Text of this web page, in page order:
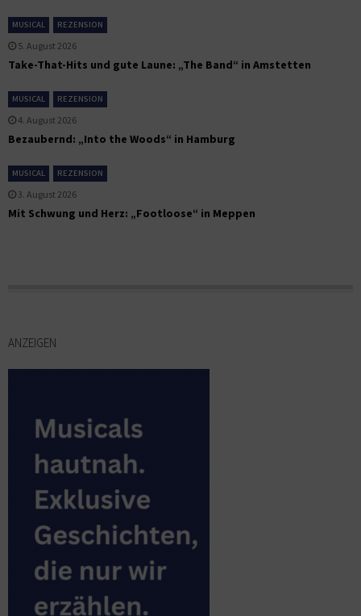
MUSICAL REZENSION
5. August 2026
Take-That-Hits und gute Laune: „The Band“ in Amstetten
MUSICAL REZENSION
4. August 2026
Bezaubernd: „Into the Woods“ in Hamburg
MUSICAL REZENSION
3. August 2026
Mit Schwung und Herz: „Footloose“ in Meppen
ANZEIGEN